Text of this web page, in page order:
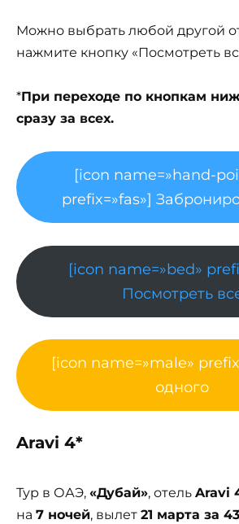
Можно выбрать любой другой
нажмите кнопку «Посмотреть
*При переходе по кнопкам
сразу за всех.
[icon name=»hand-
prefix=»fas»]
[icon name=»bed»
Посмотреть
[icon name=»male»
одного
Aravi 4*
Тур в ОАЭ, «Дубай», отель Aravi
на 7 ночей, вылет 21 марта за